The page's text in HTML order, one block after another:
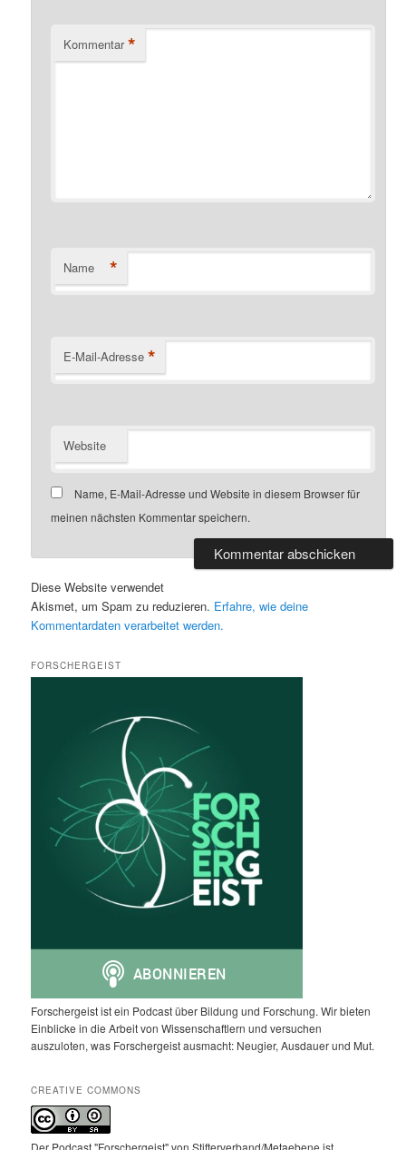
Kommentar *
Name *
E-Mail-Adresse *
Website
Name, E-Mail-Adresse und Website in diesem Browser für
meinen nächsten Kommentar speichern.
Diese Website verwendet
Akismet, um Spam zu reduzieren. Erfahre, wie deine
Kommentardaten verarbeitet werden.
FORSCHERGEIST
Forschergeist ist ein Podcast über Bildung und Forschung. Wir bieten
Einblicke in die Arbeit von Wissenschaftlern und versuchen
auszuloten, was Forschergeist ausmacht: Neugier, Ausdauer und Mut.
CREATIVE COMMONS